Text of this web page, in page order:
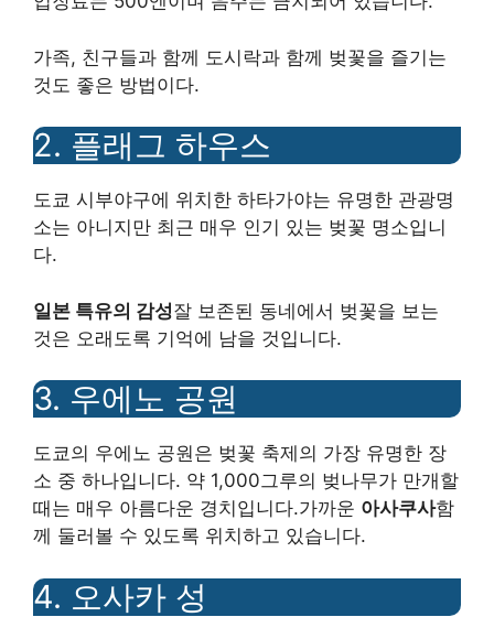
가족, 친구들과 함께 도시락과 함께 벚꽃을 즐기는
것도 좋은 방법이다.
2. 플래그 하우스
도쿄 시부야구에 위치한 하타가야는 유명한 관광명
소는 아니지만 최근 매우 인기 있는 벚꽃 명소입니
다.
일본 특유의 감성잘 보존된 동네에서 벚꽃을 보는
것은 오래도록 기억에 남을 것입니다.
3. 우에노 공원
도쿄의 우에노 공원은 벚꽃 축제의 가장 유명한 장
소 중 하나입니다. 약 1,000그루의 벚나무가 만개할
때는 매우 아름다운 경치입니다.가까운 아사쿠사함
께 둘러볼 수 있도록 위치하고 있습니다.
4. 오사카 성